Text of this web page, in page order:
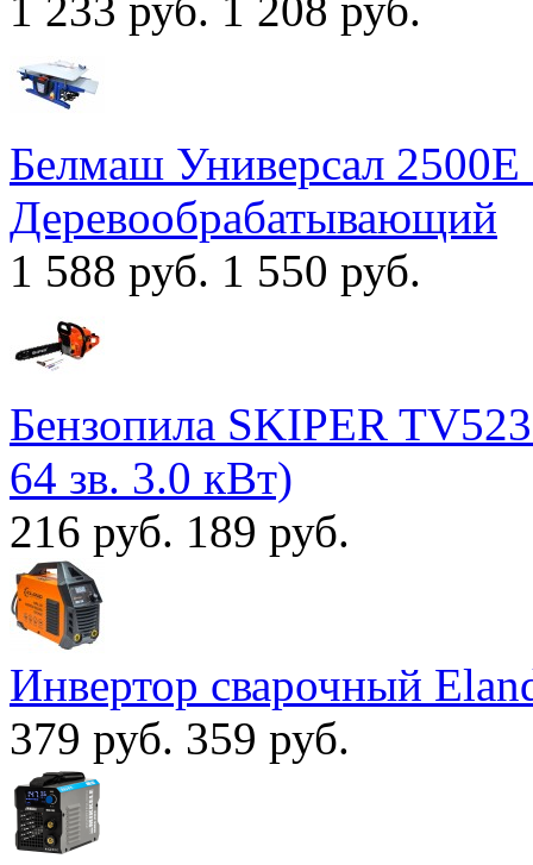
Белмаш Универсал 2500Е
Деревообрабатывающий
1 588 руб. 1 550 руб.
Бензопила SKIPER
64 зв. 3.0 кВт)
216 руб. 189 руб.
Инвертор сварочный
379 руб. 359 руб.